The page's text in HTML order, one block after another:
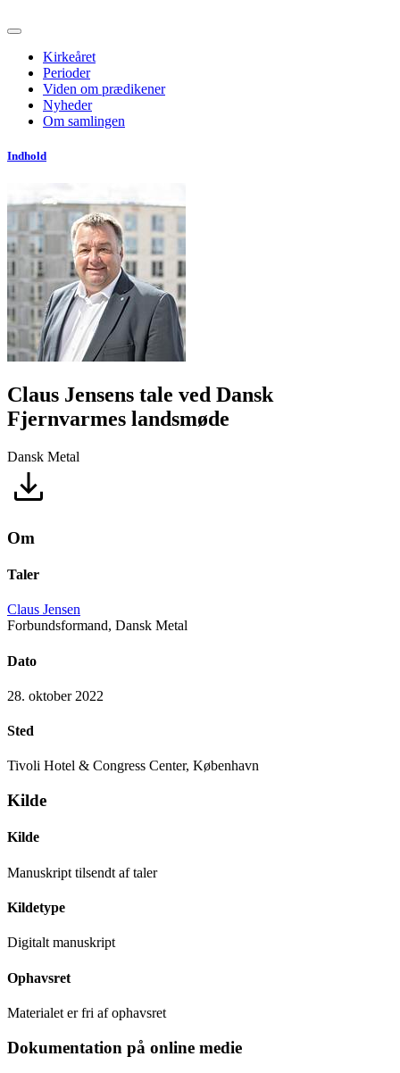
Kirkeåret
Perioder
Viden om prædikener
Nyheder
Om samlingen
Indhold
Claus Jensens tale ved Dansk
Fjernvarmes landsmøde
Dansk Metal
Om
Taler
Claus Jensen
Forbundsformand, Dansk Metal
Dato
28. oktober 2022
Sted
Tivoli Hotel & Congress Center, København
Kilde
Kilde
Manuskript tilsendt af taler
Kildetype
Digitalt manuskript
Ophavsret
Materialet er fri af ophavsret
Dokumentation på online medie